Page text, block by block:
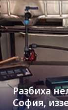
Разбиха
София,